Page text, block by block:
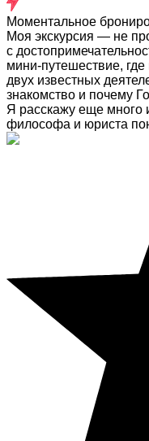
Моментальное
Моя экскурсия — не
с
мини-путешествие,
двух известных
знакомство и почему
Я расскажу еще много
философа и юриста